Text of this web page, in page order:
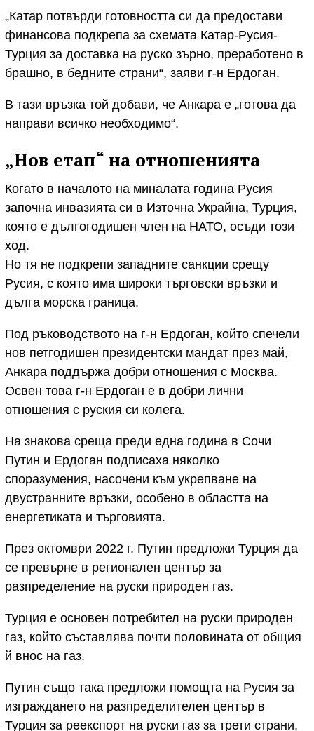
„Катар потвърди готовността си да предостави
финансова подкрепа за схемата Катар-Русия-
Турция за доставка на руско зърно, преработено в
брашно, в бедните страни“, заяви г-н Ердоган.
В тази връзка той добави, че Анкара е „готова да
направи всичко необходимо“.
„Нов етап“ на отношенията
Когато в началото на миналата година Русия
започна инвазията си в Източна Украйна, Турция,
която е дългогодишен член на НАТО, осъди този
ход.
Но тя не подкрепи западните санкции срещу
Русия, с която има широки търговски връзки и
дълга морска граница.
Под ръководството на г-н Ердоган, който спечели
нов петгодишен президентски мандат през май,
Анкара поддържа добри отношения с Москва.
Освен това г-н Ердоган е в добри лични
отношения с руския си колега.
На знакова среща преди една година в Сочи
Путин и Ердоган подписаха няколко
споразумения, насочени към укрепване на
двустранните връзки, особено в областта на
енергетиката и търговията.
През октомври 2022 г. Путин предложи Турция да
се превърне в регионален център за
разпределение на руски природен газ.
Турция е основен потребител на руски природен
газ, който съставлява почти половината от общия
й внос на газ.
Путин също така предложи помощта на Русия за
изграждането на разпределителен център в
Турция за реекспорт на руски газ за трети страни,